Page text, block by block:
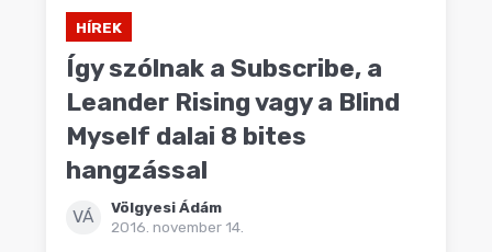
HÍREK
Így szólnak a Subscribe, a
Leander Rising vagy a Blind
Myself dalai 8 bites
hangzással
VÁ
Völgyesi Ádám
2016. november 14.